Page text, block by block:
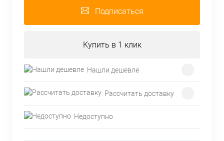
Подписаться
Купить в 1 клик
Нашли дешевле
Рассчитать доставку
Недоступно